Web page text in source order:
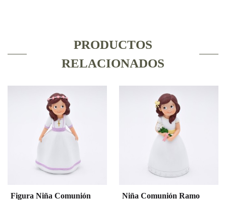
PRODUCTOS
RELACIONADOS
Figura Niña Comunión
Niña Comunión Ramo